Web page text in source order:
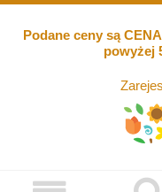
Podane ceny są
powyżej